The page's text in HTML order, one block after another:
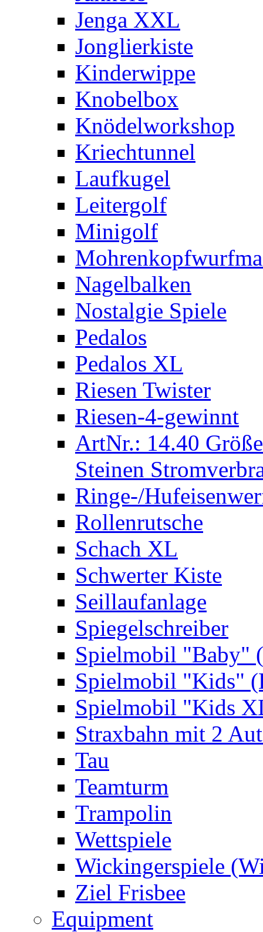
Jenga XXL
Jonglierkiste
Kinderwippe
Knobelbox
Knödelworkshop
Kriechtunnel
Laufkugel
Leitergolf
Minigolf
Nagelbalken
Nostalgie Spiele
Pedalos
Pedalos XL
Riesen Twister
Riesen-4-gewinnt
ArtNr.: 14.40
Steinen
Ringe-/
Rollenrutsche
Schach XL
Schwerter Kiste
Seillaufanlage
Spiegelschreiber
Spielmobil "Baby"
Spielmobil "Kids"
Spielmobil "Kids
Straxbahn mit 2
Tau
Teamturm
Trampolin
Wettspiele
Wickingerspiele
Ziel Frisbee
Equipment